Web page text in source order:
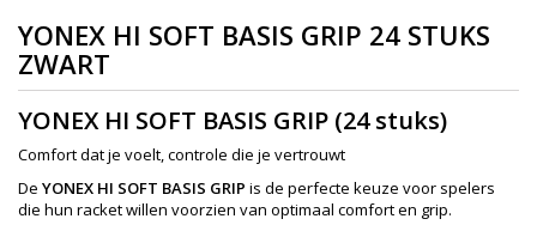
YONEX HI SOFT BASIS GRIP 24 STUKS
ZWART
YONEX HI SOFT BASIS GRIP (24 stuks)
Comfort dat je voelt, controle die je vertrouwt
De YONEX HI SOFT BASIS GRIP is de perfecte keuze voor spelers
die hun racket willen voorzien van optimaal comfort en grip.